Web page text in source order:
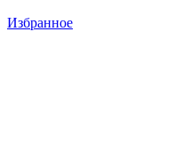
Избранное